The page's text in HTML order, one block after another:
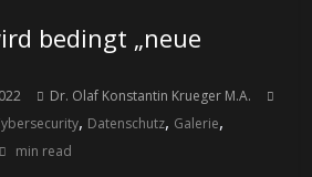
bedingt „neue
Dr. Olaf Konstantin Krueger M.A.
, Datenschutz, Galerie,
min read